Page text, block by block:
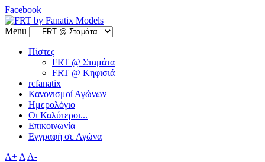
Facebook
Menu
Πίστες
FRT @ Σταμάτα
FRT @ Κηφισιά
rcfanatix
Κανονισμοί Αγώνων
Ημερολόγιο
Οι Καλύτεροι...
Επικοινωνία
Εγγραφή σε Αγώνα
A+ A A-